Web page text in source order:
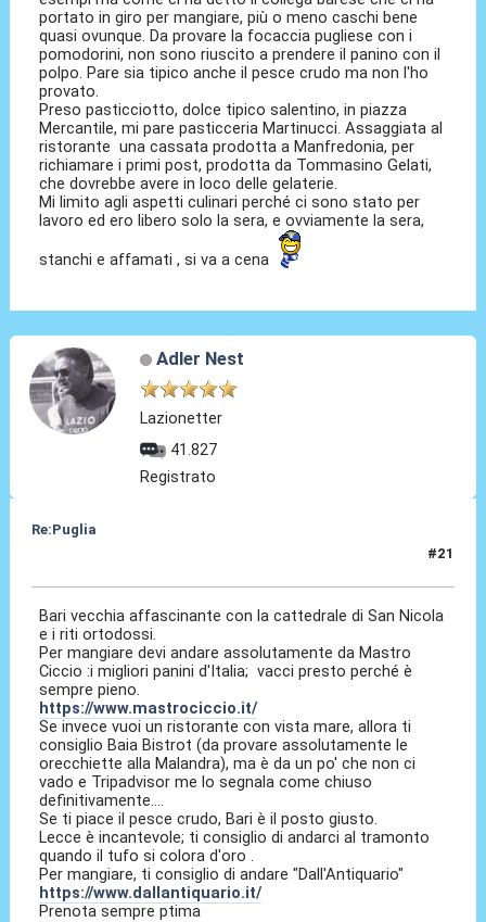
portato in giro per mangiare, più o meno caschi bene
quasi ovunque. Da provare la focaccia pugliese con i
pomodorini, non sono riuscito a prendere il panino con il
polpo. Pare sia tipico anche il pesce crudo ma non l'ho
provato.
Preso pasticciotto, dolce tipico salentino, in piazza
Mercantile, mi pare pasticceria Martinucci. Assaggiata al
ristorante una cassata prodotta a Manfredonia, per
richiamare i primi post, prodotta da Tommasino Gelati,
che dovrebbe avere in loco delle gelaterie.
Mi limito agli aspetti culinari perché ci sono stato per
lavoro ed ero libero solo la sera, e ovviamente la sera,
stanchi e affamati , si va a cena
Adler Nest
Lazionetter
41.827
Registrato
Re:Puglia
#21
Bari vecchia affascinante con la cattedrale di San Nicola
e i riti ortodossi.
Per mangiare devi andare assolutamente da Mastro
Ciccio :i migliori panini d'Italia; vacci presto perché è
sempre pieno.
https://www.mastrociccio.it/
Se invece vuoi un ristorante con vista mare, allora ti
consiglio Baia Bistrot (da provare assolutamente le
orecchiette alla Malandra), ma è da un po' che non ci
vado e Tripadvisor me lo segnala come chiuso
definitivamente....
Se ti piace il pesce crudo, Bari è il posto giusto.
Lecce è incantevole; ti consiglio di andarci al tramonto
quando il tufo si colora d'oro .
Per mangiare, ti consiglio di andare "Dall'Antiquario"
https://www.dallantiquario.it/
Prenota sempre ptima